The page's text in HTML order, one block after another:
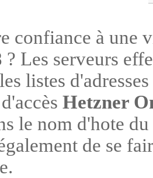
confiance à une
? Les serveurs
listes
Hetzner
le nom d'hote
de se